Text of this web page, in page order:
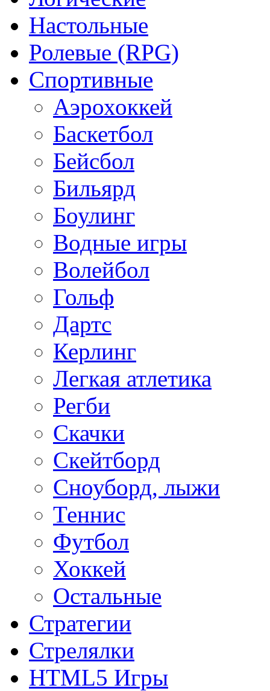
Настольные
Ролевые (RPG)
Спортивные
Аэрохоккей
Баскетбол
Бейсбол
Бильярд
Боулинг
Водные игры
Волейбол
Гольф
Дартс
Керлинг
Легкая атлетика
Регби
Скачки
Скейтборд
Сноуборд, лыжи
Теннис
Футбол
Хоккей
Остальные
Стратегии
Стрелялки
HTML5 Игры